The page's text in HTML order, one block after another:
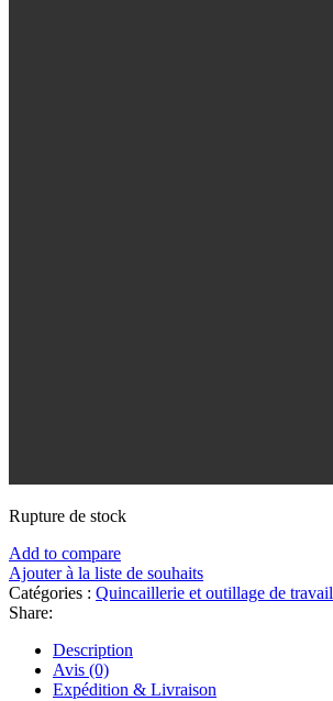
Rupture de stock
Add to compare
Ajouter à la liste de souhaits
Catégories : Quincaillerie et outillage de travail
Share:
Description
Avis (0)
Expédition & Livraison